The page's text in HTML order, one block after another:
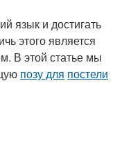
язык и достигать
этого является
В этой статье мы
позу для постели